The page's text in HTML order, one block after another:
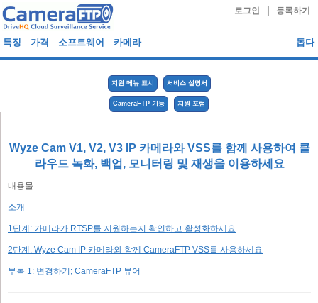
로그인 등록하기
특징 가격 소프트웨어 카메라 돕다
지원 메뉴 표시 서비스 설명서
CameraFTP 기능 지원 포럼
Wyze Cam V1, V2, V3 IP 카메라와 VSS를 함께 사용하여 클
라우드 녹화, 백업, 모니터링 및 재생을 이용하세요
내용물
소개
1단계: 카메라가 RTSP를 지원하는지 확인하고 활성화하세요
2단계. Wyze Cam IP 카메라와 함께 CameraFTP VSS를 사용하세요
부록 1: 변경하기; CameraFTP 뷰어